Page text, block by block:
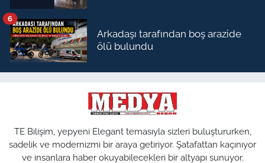
Arkadaşı tarafından boş arazide
ölü bulundu
6
TE Bilişim, yepyeni Elegant temasıyla sizleri buluştururken,
sadelik ve modernizmi bir araya getiriyor. Şatafattan kaçınıyor
ve insanlara haber okuyabilecekleri bir altyapı sunuyor.